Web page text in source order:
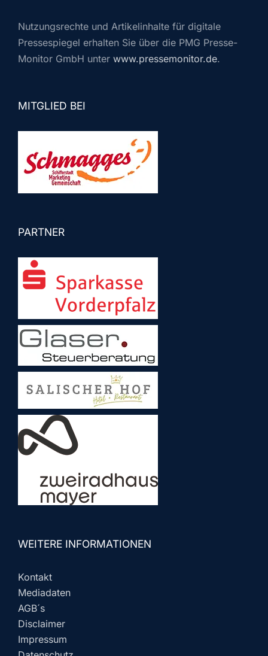
Nutzungsrechte und Artikelinhalte für digitale
Pressespiegel erhalten Sie über die PMG Presse-
Monitor GmbH unter www.pressemonitor.de.
MITGLIED BEI
PARTNER
WEITERE INFORMATIONEN
Kontakt
Mediadaten
AGB´s
Disclaimer
Impressum